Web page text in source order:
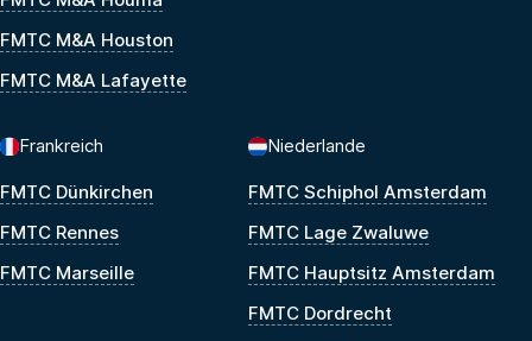
FMTC M&A Houston
FMTC M&A Lafayette
Frankreich
FMTC Dünkirchen
FMTC Rennes
FMTC Marseille
Niederlande
FMTC Schiphol Amsterdam
FMTC Lage Zwaluwe
FMTC Hauptsitz Amsterdam
FMTC Dordrecht